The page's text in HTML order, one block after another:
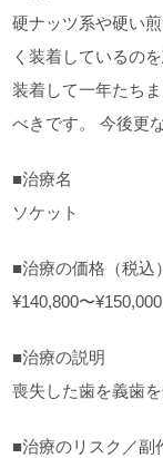
硬ナッツ系や硬い
く装着しているの
装着して一年たち
べきです。 今後更
■治療名
ソケット
■治療の価格（税込）
¥140,800〜¥150,000
■治療の説明
喪失した歯を義歯
■治療のリスク／副